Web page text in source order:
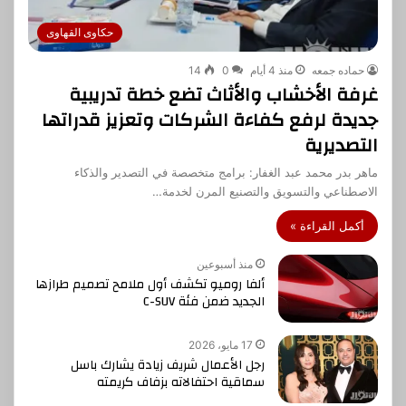
حكاوى القهاوى
حماده جمعه منذ 4 أيام 0
14
غرفة الأخشاب والأثاث تضع خطة تدريبية
جديدة لرفع كفاءة الشركات وتعزيز قدراتها
التصديرية
ماهر بدر محمد عبد الغفار: برامج متخصصة في التصدير والذكاء
الاصطناعي والتسويق والتصنيع المرن لخدمة…
أكمل القراءة »
منذ أسبوعين
ألفا روميو تكشف أول ملامح تصميم طرازها
الجديد ضمن فئة C-SUV
17 مايو، 2026
رجل الأعمال شريف زيادة يشارك باسل
سماقية احتفالاته بزفاف كريمته